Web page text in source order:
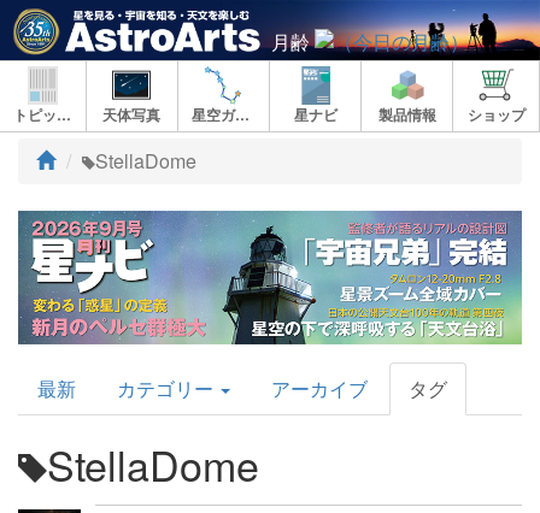
月齢
トピックス 天体写真 星空ガイド 星ナビ 製品情報 ショップ
ト
プ
StellaDome
AstroArts
Topics
最新 カテゴリー アーカイブ タグ
StellaDome